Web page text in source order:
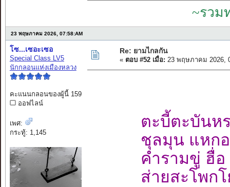
~รวม
23 พฤษภาคม 2026, 07:58:AM
โซ...เซอะเซอ
Special Class LV5
นักกลอนแห่งเมืองหลวง
คะแนนกลอนของผู้นี้ 159
ออฟไลน์
เพศ:
กระทู้: 1,145
Re: ยามไกลกัน
« ตอบ #52 เมื่อ: 23 พฤษภาคม 2026,
ตะบี้ตะบันห
ชุลมุน แหก
คำรามขู่ ฮื่อ
ส่ายสะโพก